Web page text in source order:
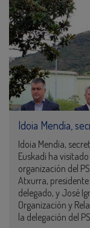
Idoia Mendia,
Idoia Mendia,
Euskadi ha
organización del
Atxurra,
delegado, y José
Organización y
la delegación del